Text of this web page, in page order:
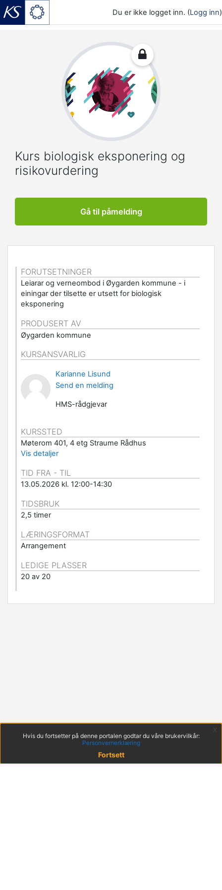
Du er ikke logget inn. (Logg inn)
Kurs biologisk eksponering og
risikovurdering
Gå til påmelding
FORUTSETNINGER
Leiarar og verneombod i Øygarden kommune - i
einingar der tilsette er utsett for biologisk
eksponering
PRODUSERT AV
Øygarden kommune
KURSANSVARLIG
Karianne Lisund
Send en melding
HMS-rådgjevar
KURSSTED
Møterom 401, 4 etg Straume Rådhus
Vis detaljer
TID FRA - TIL
13.05.2026 kl. 12:00-14:30
TIDSBRUK
2,5 timer
LÆRINGSFORMAT
Arrangement
LEDIGE PLASSER
20 av 20
Hvis du fortsetter på denne portalen godtar du våre brukervilkår:
Personvernerklæring
Fortsett
x